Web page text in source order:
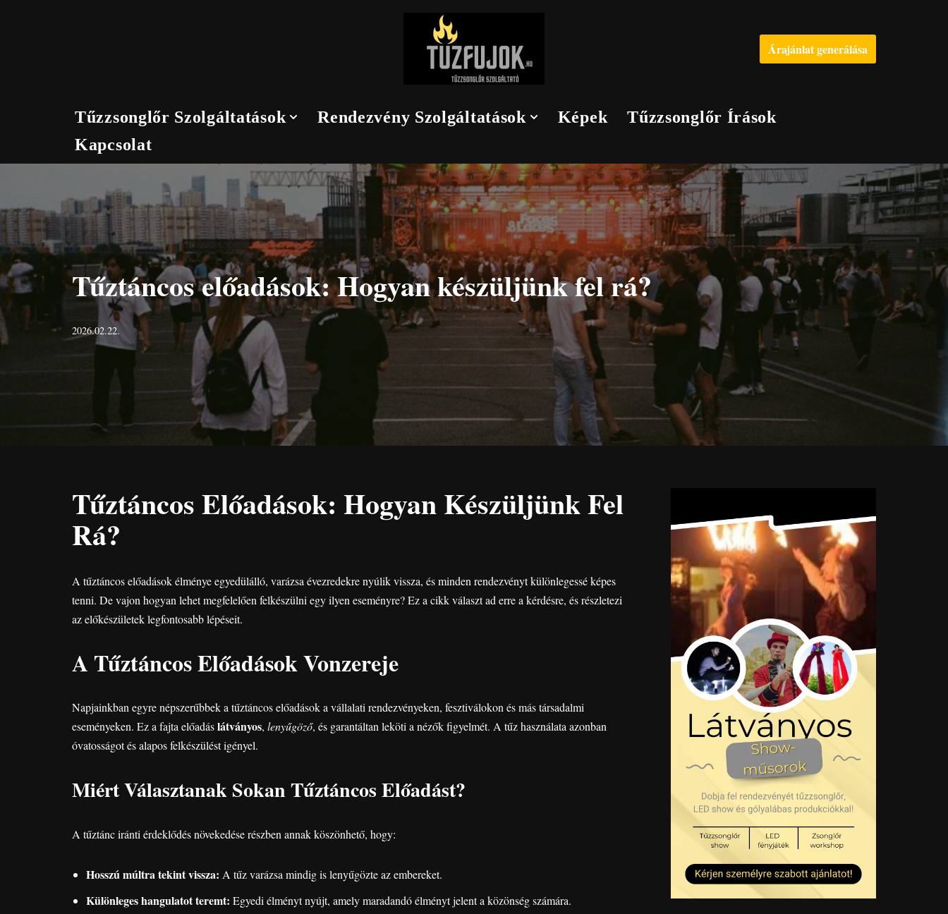
Árajánlat generálása
Tűzzsonglőr Szolgáltatások Rendezvény Szolgáltatások Képek
Tűzzsonglőr Írások
Kapcsolat
Tűztáncos előadások: Hogyan készüljünk fel rá?
2026.02.22.
Tűztáncos Előadások: Hogyan Készüljünk Fel
Rá?
A tűztáncos előadások élménye egyedülálló, varázsa évezredekre nyúlik vissza, és minden rendezvényt különlegessé képes
tenni. De vajon hogyan lehet megfelelően felkészülni egy ilyen eseményre? Ez a cikk választ ad erre a kérdésre, és részletezi
az előkészületek legfontosabb lépéseit.
A Tűztáncos Előadások Vonzereje
Napjainkban egyre népszerűbbek a tűztáncos előadások a vállalati rendezvényeken, fesztiválokon és más társadalmi
eseményeken. Ez a fajta előadáslátványos, lenyűgöző, és garantáltan leköti a nézők figyelmét. A tűz használata azonban
óvatosságot és alapos felkészülést igényel.
Miért Választanak Sokan Tűztáncos Előadást?
A tűztánc iránti érdeklődés növekedése részben annak köszönhető, hogy:
Hosszú múltra tekint vissza: A tűz varázsa mindig is lenyűgözte az embereket.
Különleges hangulatot teremt: Egyedi élményt nyújt, amely maradandó élményt jelent a közönség számára.